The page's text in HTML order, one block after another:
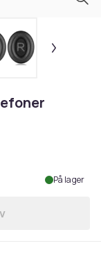
På lager
til Bose